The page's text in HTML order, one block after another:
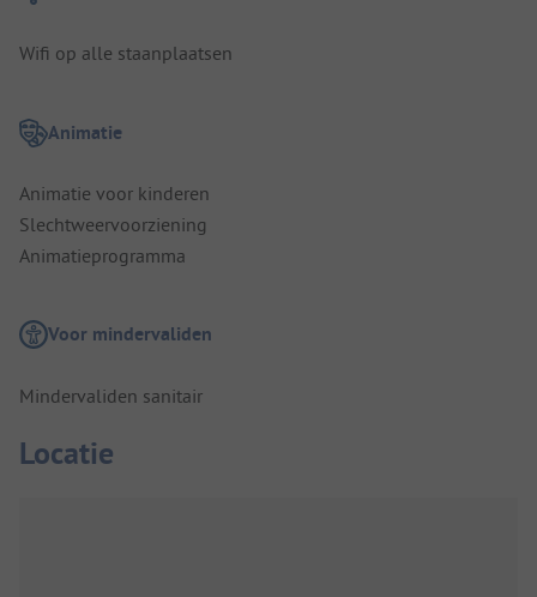
Wifi op alle staanplaatsen
Animatie
Animatie voor kinderen
Slechtweervoorziening
Animatieprogramma
Voor mindervaliden
Mindervaliden sanitair
Locatie